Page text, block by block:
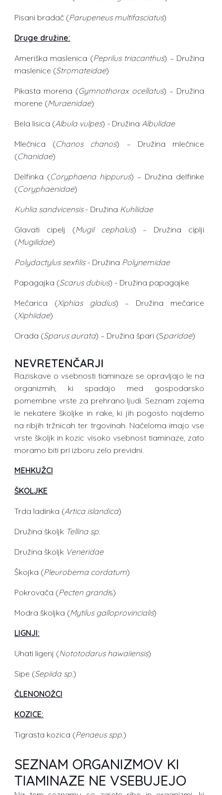
Pisani bradač (Parupeneus multifasciatus)
Druge družine:
Ameriška maslenica (Peprilus triacanthus) – Družina
maslenice (Stromateidae)
Pikasta morena (Gymnothorax ocellatus) – Družina
morene (Muraenidae)
Bela lisica (Albula vulpes) - Družina Albulidae
Mlečnica (Chanos chanos) – Družina mlečnice
(Chanidae)
Delfinka (Coryphaena hippurus) – Družina delfinke
(Coryphaenidae)
Kuhlia sandvicensis- Družina Kuhliidae
Glavati cipelj (Mugil cephalus) – Družina ciplji
(Mugilidae)
Polydactylus sexfilis- Družina Polynemidae
Papagajka (Scarus dubius) - Družina papagajke
Mečarica (Xiphias gladius) – Družina mečarice
(Xiphiidae)
Orada (Sparus aurata) – Družina špari (Sparidae)
NEVRETENČARJI
Raziskave o vsebnosti tiaminaze se opravljajo le na
organizmih, ki spadajo med gospodarsko
pomembne vrste za prehrano ljudi. Seznam zajema
le nekatere školjke in rake, ki jih pogosto najdemo
na ribjih tržnicah ter trgovinah. Načeloma imajo vse
vrste školjk in kozic visoko vsebnost tiaminaze, zato
moramo biti pri izboru zelo previdni.
MEHKUŽCI
ŠKOLJKE
Trda ladinka (Artica islandica)
Družina školjk Tellina sp.
Družina školjk Veneridae
Škojka (Pleurobema cordatum)
Pokrovača (Pecten grandis)
Modra školjka (Mytilus galloprovincialis)
LIGNJI:
Uhati ligenj (Nototodarus hawaiiensis)
Sipe (Sepiida sp.)
ČLENONOŽCI
KOZICE:
Tigrasta kozica (Penaeus spp.)
SEZNAM ORGANIZMOV KI
TIAMINAZE NE VSEBUJEJO